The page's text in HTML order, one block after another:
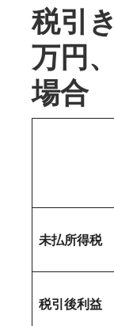
税引
万円
場合
未払所得税
税引後利益